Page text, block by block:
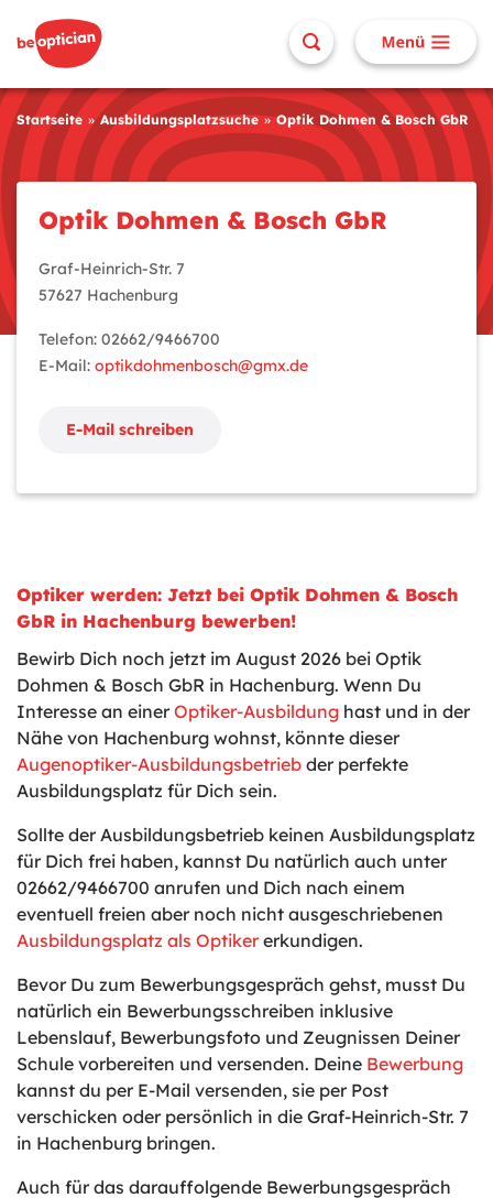
Startseite Ausbildungsplatzsuche Optik Dohmen & Bosch GbR
Optik Dohmen & Bosch GbR
Graf-Heinrich-Str. 7
57627 Hachenburg
Telefon: 02662/9466700
E-Mail: optikdohmenbosch@gmx.de
E-Mail schreiben
Optiker werden: Jetzt bei Optik Dohmen & Bosch
GbR in Hachenburg bewerben!
Bewirb Dich noch jetzt im August 2026 bei Optik
Dohmen & Bosch GbR in Hachenburg. Wenn Du
Interesse an einer Optiker-Ausbildung hast und in der
Nähe von Hachenburg wohnst, könnte dieser
Augenoptiker-Ausbildungsbetrieb der perfekte
Ausbildungsplatz für Dich sein.
Sollte der Ausbildungsbetrieb keinen Ausbildungsplatz
für Dich frei haben, kannst Du natürlich auch unter
02662/9466700 anrufen und Dich nach einem
eventuell freien aber noch nicht ausgeschriebenen
Ausbildungsplatz als Optiker erkundigen.
Bevor Du zum Bewerbungsgespräch gehst, musst Du
natürlich ein Bewerbungsschreiben inklusive
Lebenslauf, Bewerbungsfoto und Zeugnissen Deiner
Schule vorbereiten und versenden. Deine Bewerbung
kannst du per E-Mail versenden, sie per Post
verschicken oder persönlich in die Graf-Heinrich-Str. 7
in Hachenburg bringen.
Auch für das darauffolgende Bewerbungsgespräch